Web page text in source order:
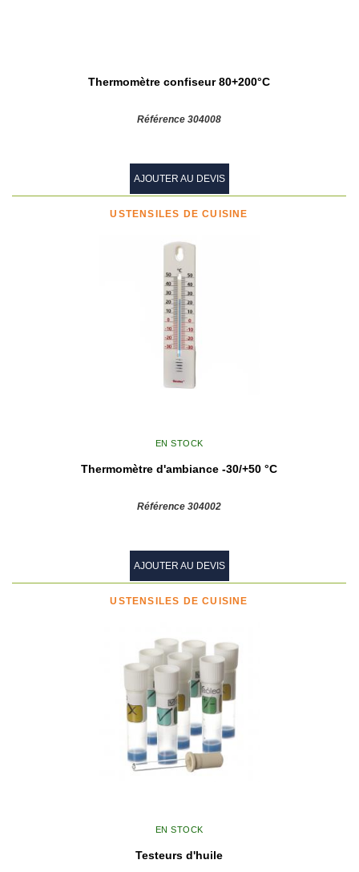
Thermomètre confiseur 80+200°C
Référence 304008
AJOUTER AU DEVIS
USTENSILES DE CUISINE
EN STOCK
Thermomètre d'ambiance -30/+50 °C
Référence 304002
AJOUTER AU DEVIS
USTENSILES DE CUISINE
EN STOCK
Testeurs d'huile